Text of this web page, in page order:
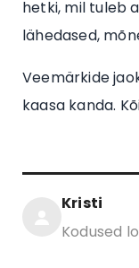
hetki, mil tuleb
lähedased,
Veemärkide
kaasa kanda.
Kristi
Kodused